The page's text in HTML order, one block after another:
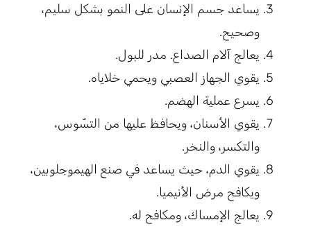
يساعد جسم الإنسان على النمو بشكل سليم،
وصحيح.
يعالج آلام الصداع. مدر للبول.
يقوي الجهاز العصبي ويحمي خلاياه.
يسرع عملية الهضم.
يقوي الأسنان، ويحافظ عليها من التسّوس،
والتكسر، والنخر.
يقوي الدم، حيث يساعد في صنع الهيموجلوبين،
ويكافح مرض الأنيميا.
يعالج الإمساك، ومكافح له.